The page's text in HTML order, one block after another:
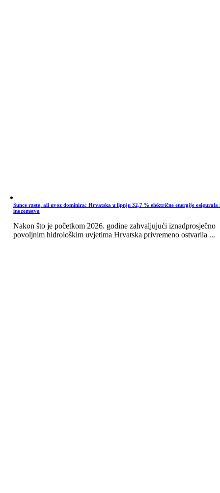
Sunce raste, ali uvoz dominira: Hrvatska u lipnju 32,7 % električne energije osigurala
inozemstva
Nakon što je početkom 2026. godine zahvaljujući iznadprosječno
povoljnim hidrološkim uvjetima Hrvatska privremeno ostvarila ...